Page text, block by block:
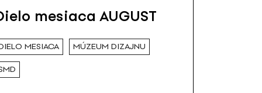
mesiaca AUGUST
MESIACA MÚZEUM DIZAJNU